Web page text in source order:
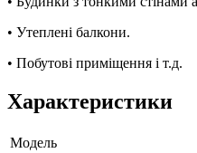
• Утеплені балкони.
• Побутові приміщення і т.д.
Характеристики
Модель